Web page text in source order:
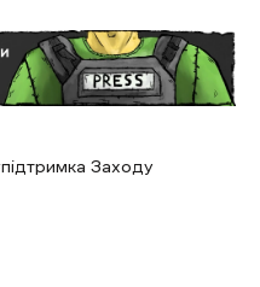
підтримка Заходу